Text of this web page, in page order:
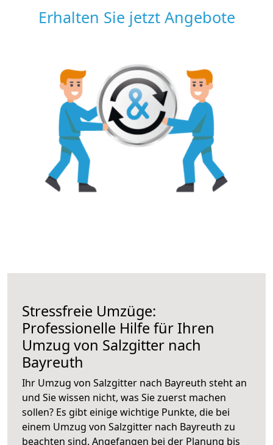
Erhalten Sie jetzt Angebote
Stressfreie Umzüge:
Professionelle Hilfe für Ihren
Umzug von Salzgitter nach
Bayreuth
Ihr Umzug von Salzgitter nach Bayreuth steht an
und Sie wissen nicht, was Sie zuerst machen
sollen? Es gibt einige wichtige Punkte, die bei
einem Umzug von Salzgitter nach Bayreuth zu
beachten sind. Angefangen bei der Planung bis